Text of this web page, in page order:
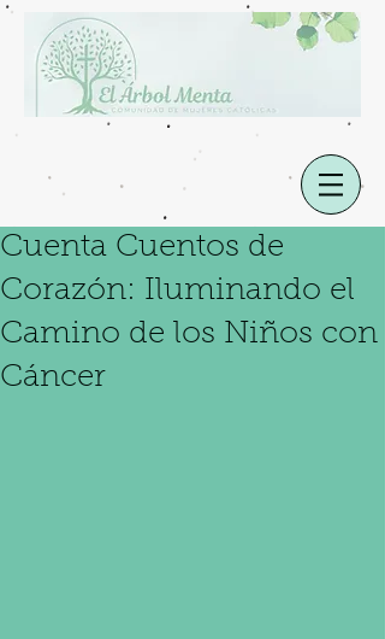
Cuenta Cuentos de
Corazón: Iluminando el
Camino de los Niños con
Cáncer